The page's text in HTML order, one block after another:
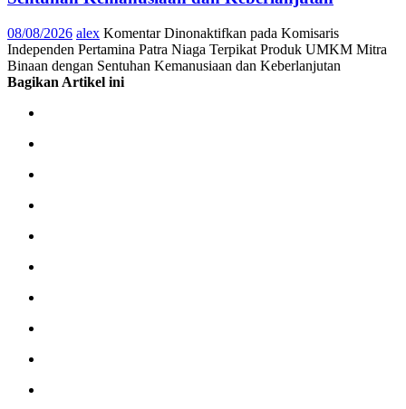
08/08/2026 alex Komentar Dinonaktifkan pada Komisaris
Independen Pertamina Patra Niaga Terpikat Produk UMKM Mitra
Binaan dengan Sentuhan Kemanusiaan dan Keberlanjutan
Bagikan Artikel ini